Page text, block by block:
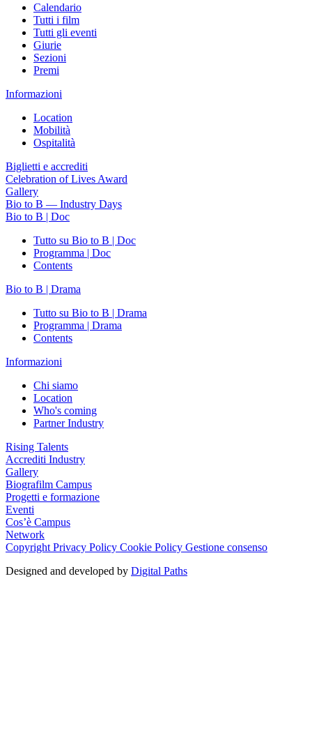
Calendario
Tutti i film
Tutti gli eventi
Giurie
Sezioni
Premi
Informazioni
Location
Mobilità
Ospitalità
Biglietti e accrediti
Celebration of Lives Award
Gallery
Bio to B — Industry Days
Bio to B | Doc
Tutto su Bio to B | Doc
Programma | Doc
Contents
Bio to B | Drama
Tutto su Bio to B | Drama
Programma | Drama
Contents
Informazioni
Chi siamo
Location
Who's coming
Partner Industry
Rising Talents
Accrediti Industry
Gallery
Biografilm Campus
Progetti e formazione
Eventi
Cos’è Campus
Network
Copyright Privacy Policy Cookie Policy Gestione consenso
Designed and developed by Digital Paths